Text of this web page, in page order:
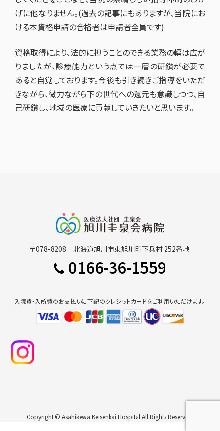
げに他なりません。(過去の記事にもありますが、当院にお
ける本資格申請の合格者は申請者全員です)
資格取得により、法的に担うことのできる業務の幅は広が
りましたが、診療能力という点では一層の研鑽が必要で
あると自覚しております。今後も引き続きご指導をいただ
きながら、微力ながら下の世代への還元も意識しつつ、自
己研鑽し、地域の医療に貢献していきたいと思います。
〒078-8208 北海道旭川市東旭川町下兵村 252番地
0166-36-1559
入院費・入所費のお支払いに下記のクレジットカードをご利用いただけます。
Copyright © Asahikewa Keisenkai Hospital All Rights Reserved.